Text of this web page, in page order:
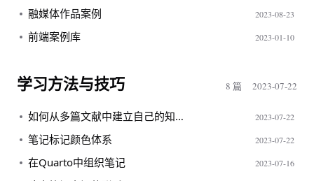
融媒体作品案例 2023-08-23
前端案例库 2023-01-10
学习方法与技巧 8 篇 2023-07-22
如何从多篇文献中建立自己的知识体系 2023-07-22
笔记标记颜色体系 2023-07-22
在Quarto中组织笔记 2023-07-16